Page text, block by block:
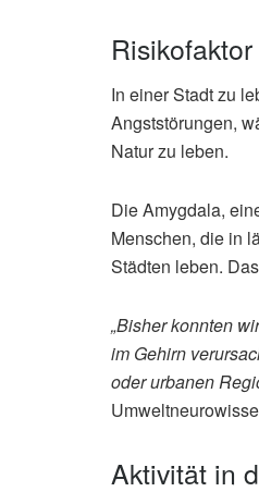
In einer Stadt zu
Angststörungen,
Natur zu leben.
Die Amygdala,
Menschen, die in
Städten leben.
„Bisher konnten
im Gehirn
oder urbanen
Aktivität in